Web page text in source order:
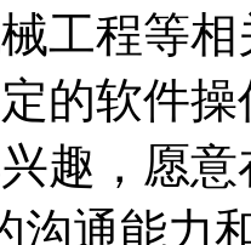
工程等
的软件
趣，愿
沟通能力